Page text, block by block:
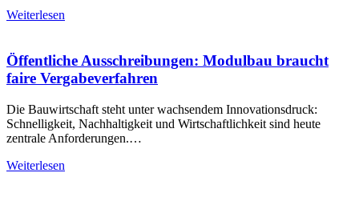
Weiterlesen
Öffentliche Ausschreibungen: Modulbau braucht
faire Vergabeverfahren
Die Bauwirtschaft steht unter wachsendem Innovationsdruck:
Schnelligkeit, Nachhaltigkeit und Wirtschaftlichkeit sind heute
zentrale Anforderungen.…
Weiterlesen